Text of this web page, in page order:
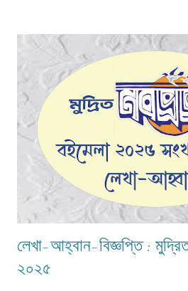
—দুই বোনকেই ফুল তুলতে হবে। দেখতে দেখতে
বীরেন্দ্রকৃষ্ণ ভদ্রের কণ্ঠে চণ্ডীপাঠ শুরু হতেই সারা
উঠত। সেই দিন থেকেই শুরু হয়ে যেত মা, কাকিমা
অতিথিদের জন্য নানারকম মিষ্টি তৈরির ধুম পড়ে ...
লেখা-আহ্বান-বিজ্ঞপ্তি :
২০২৫